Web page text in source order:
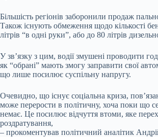
Більшість регіонів заборонили продаж
Також існують обмеження щодо кількості
літрів “в одні руки”, або до 80 літрів
У зв’язку з цим, водії змушені проводити
як “обрані” мають змогу заправити свої
що лише посилює суспільну напругу.
Очевидно, що існує соціальна криза,
може перерости в політичну, хоча поки що
немає. Це посилює відчуття втоми, яке
роздратування,
– прокоментував політичний аналітик